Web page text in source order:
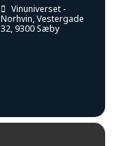
Vinuniverset -
Norhvin, Vestergade
32, 9300 Sæby